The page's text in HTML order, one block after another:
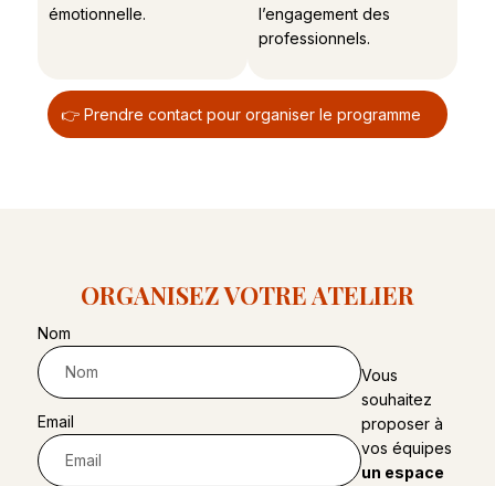
émotionnelle.
l’engagement des
professionnels.
👉 Prendre contact pour organiser le programme
ORGANISEZ VOTRE ATELIER
Nom
Email
Vous
souhaitez
proposer à
vos équipes
un espace